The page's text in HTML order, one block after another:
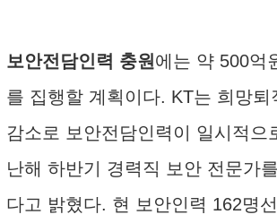
보안전담인력 충원 에는 약 500억
를 집행할 계획이다. KT는 희망퇴
감소로 보안전담인력이 일시적으
난해 하반기 경력직 보안 전문가
다고 밝혔다. 현 보안인력 162명